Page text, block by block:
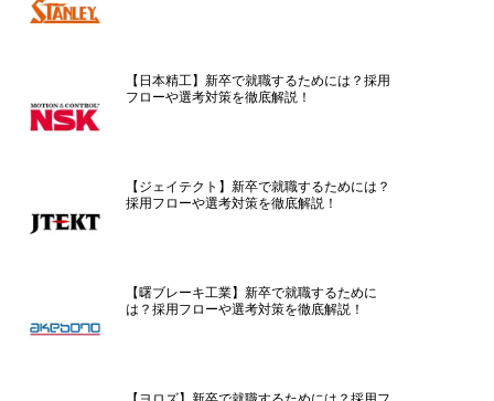
【日本精工】新卒で就職するためには？採用
フローや選考対策を徹底解説！
【ジェイテクト】新卒で就職するためには？
採用フローや選考対策を徹底解説！
【曙ブレーキ工業】新卒で就職するために
は？採用フローや選考対策を徹底解説！